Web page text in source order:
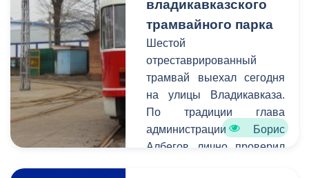
владикавказского
трамвайного парка
Шестой
отреставрированный
трамвай выехал сегодня
на улицы Владикавказа.
По традиции глава
администрации Борис
Албегов лично проверил